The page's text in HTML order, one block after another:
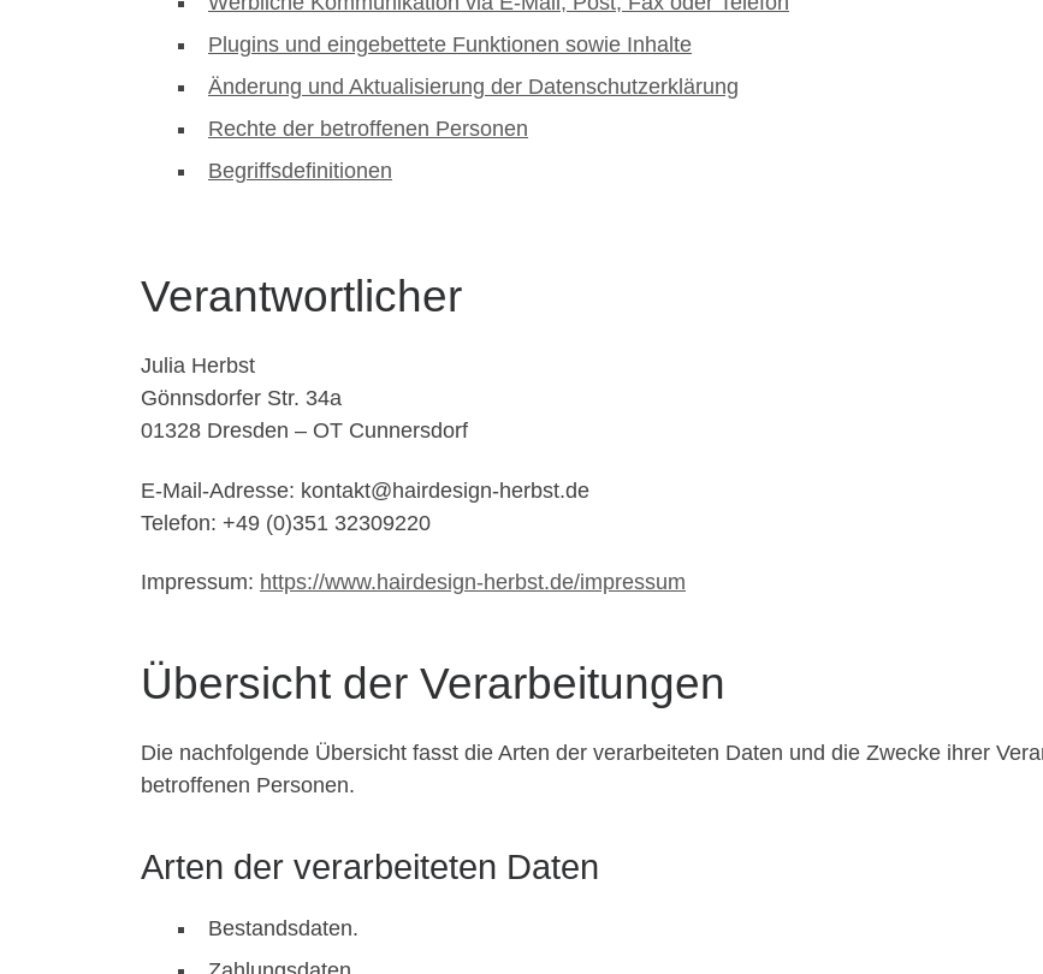
Plugins und eingebettete Funktionen sowie Inhalte
Änderung und Aktualisierung der Datenschutzerklärung
Rechte der betroffenen Personen
Begriffsdefinitionen
Verantwortlicher
Julia Herbst
Gönnsdorfer Str. 34a
01328 Dresden – OT Cunnersdorf
E-Mail-Adresse: kontakt@hairdesign-herbst.de
Telefon: +49 (0)351 32309220
Impressum: https://www.hairdesign-herbst.de/impressum
Übersicht der Verarbeitungen
Die nachfolgende Übersicht fasst die Arten der verarbeiteten Daten und die Zwecke ihrer
betroffenen Personen.
Arten der verarbeiteten Daten
Bestandsdaten.